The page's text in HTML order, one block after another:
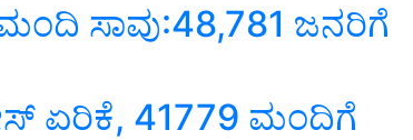
ಸಾವು:48,781 ಜನರಿಗೆ
ಏರಿಕೆ, 41779 ಮಂದಿಗೆ